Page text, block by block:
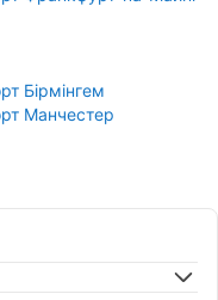
Бірмінгем
Манчестер